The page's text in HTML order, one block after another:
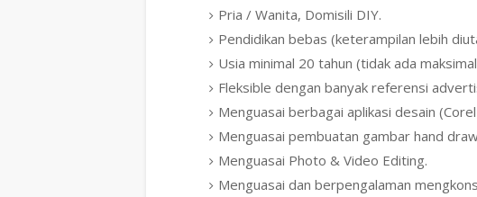
Pria / Wanita, Domisili DIY.
Pendidikan bebas (keterampilan lebih
Usia minimal 20 tahun (tidak ada
Fleksible dengan banyak referensi
Menguasai berbagai aplikasi desain
Menguasai pembuatan gambar hand
Menguasai Photo & Video Editing.
Menguasai dan berpengalaman